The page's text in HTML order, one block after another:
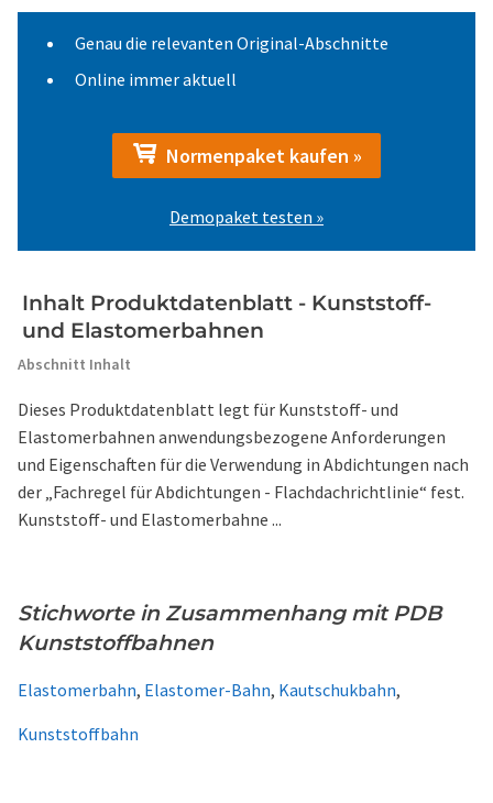
Genau die relevanten Original-Abschnitte
Online immer aktuell
Normenpaket kaufen »
Demopaket testen »
Inhalt Produktdatenblatt - Kunststoff-
und Elastomerbahnen
Abschnitt Inhalt
Dieses Produktdatenblatt legt für Kunststoff- und
Elastomerbahnen anwendungsbezogene Anforderungen
und Eigenschaften für die Verwendung in Abdichtungen nach
der „Fachregel für Abdichtungen - Flachdachrichtlinie“ fest.
Kunststoff- und Elastomerbahne ...
Stichworte in Zusammenhang mit PDB
Kunststoffbahnen
Elastomerbahn, Elastomer-Bahn, Kautschukbahn,
Kunststoffbahn